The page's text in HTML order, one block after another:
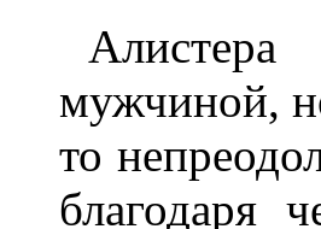
мужчиной,
то
благодаря